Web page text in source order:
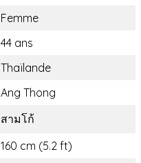
Femme
44 ans
Thaïlande
Ang Thong
สามโก้
160 cm (5.2 ft)